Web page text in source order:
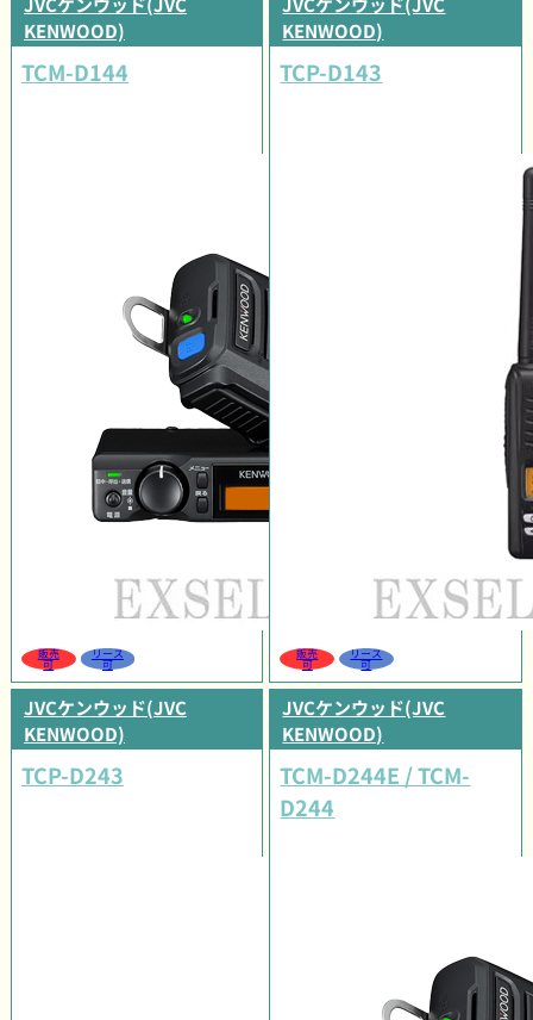
KENWOOD)
TCM-D144
販売
可
リース
可
KENWOOD)
TCP-D143
販売
可
リース
可
JVCケンウッド(JVC
KENWOOD)
TCP-D243
JVCケンウッド(JVC
KENWOOD)
TCM-D244E / TCM-
D244